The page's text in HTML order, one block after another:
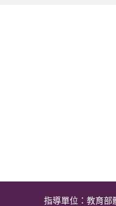
指導單位：教育部